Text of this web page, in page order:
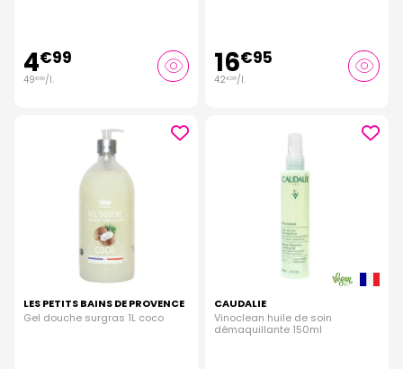
4€99
49€90/l. 16€95
42€38/l.
LES PETITS BAINS DE PROVENCE
Gel douche surgras 1L coco
CAUDALIE
Vinoclean huile de soin
démaquillante 150ml